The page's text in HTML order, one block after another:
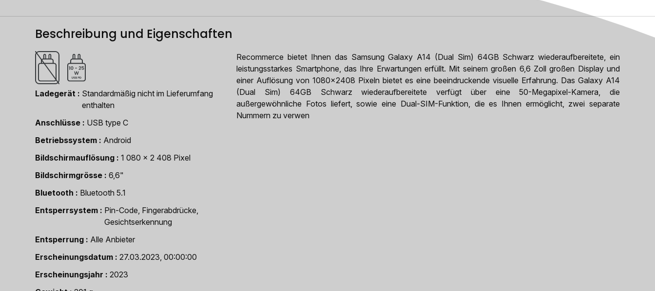
Beschreibung und Eigenschaften
Ladegerät
Standardmäßig nicht im Lieferumfang
enthalten
Anschlüsse
USB type C
Betriebssystem
Android
Bildschirmauflösung
1 080 x 2 408 Pixel
Bildschirmgrösse
6,6"
Bluetooth
Bluetooth 5.1
Entsperrsystem
Pin-Code, Fingerabdrücke,
Gesichtserkennung
Entsperrung
Alle Anbieter
Erscheinungsdatum
27.03.2023, 00:00:00
Erscheinungsjahr
2023
Recommerce bietet Ihnen das Samsung Galaxy A14 (Dual Sim) 64GB Schwarz wiederaufbereitete, ein
leistungsstarkes Smartphone, das Ihre Erwartungen erfüllt. Mit seinem großen 6,6 Zoll großen Display und
einer Auflösung von 1080x2408 Pixeln bietet es eine beeindruckende visuelle Erfahrung. Das Galaxy A14
(Dual Sim) 64GB Schwarz wiederaufbereitete verfügt über eine 50-Megapixel-Kamera, die
außergewöhnliche Fotos liefert, sowie eine Dual-SIM-Funktion, die es Ihnen ermöglicht, zwei separate
Nummern zu verwen